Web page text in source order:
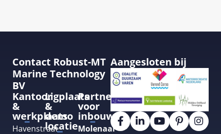
Contact Robust-MT
Marine Technology
BV
Kantoor
&
werkplaats
Havenstraat
Ligplaats
&
demo
locatie
Partner
voor
inbouw
Molenaar
Aangesloten bij